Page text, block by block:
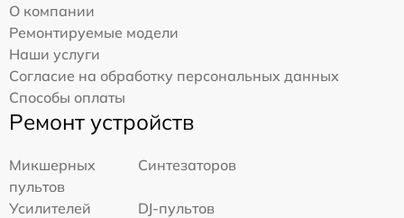
О компании
Ремонтируемые модели
Наши услуги
Согласие на обработку персональных данных
Способы оплаты
Ремонт устройств
Микшерных
пультов
Синтезаторов
Усилителей
DJ-пультов